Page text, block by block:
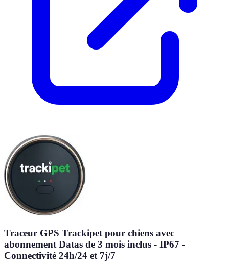
Traceur GPS Trackipet pour chiens avec
abonnement Datas de 3 mois inclus - IP67 -
Connectivité 24h/24 et 7j/7